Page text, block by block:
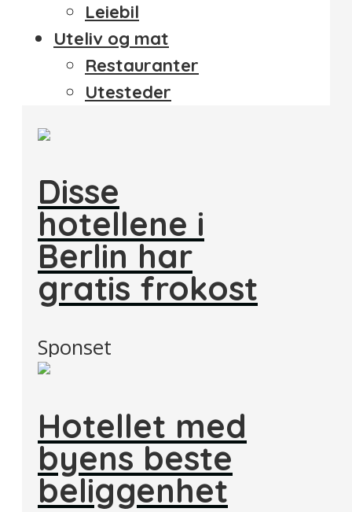
Leiebil
Uteliv og mat
Restauranter
Utesteder
Disse
hotellene i
Berlin har
gratis frokost
Sponset
Hotellet med
byens beste
beliggenhet